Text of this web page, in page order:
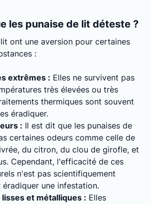
les punaise de lit déteste ?
ont une aversion pour certaines
:
extrêmes : Elles ne survivent pas
très élevées ou très
thermiques sont souvent
éradiquer.
: Il est dit que les punaises de
certaines odeurs comme celle de
du citron, du clou de girofle, et
Cependant, l'efficacité de ces
n'est pas scientifiquement
éradiquer une infestation.
et métalliques : Elles